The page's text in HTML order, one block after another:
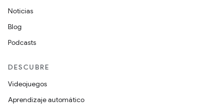
Noticias
Blog
Podcasts
DESCUBRE
Videojuegos
Aprendizaje automático